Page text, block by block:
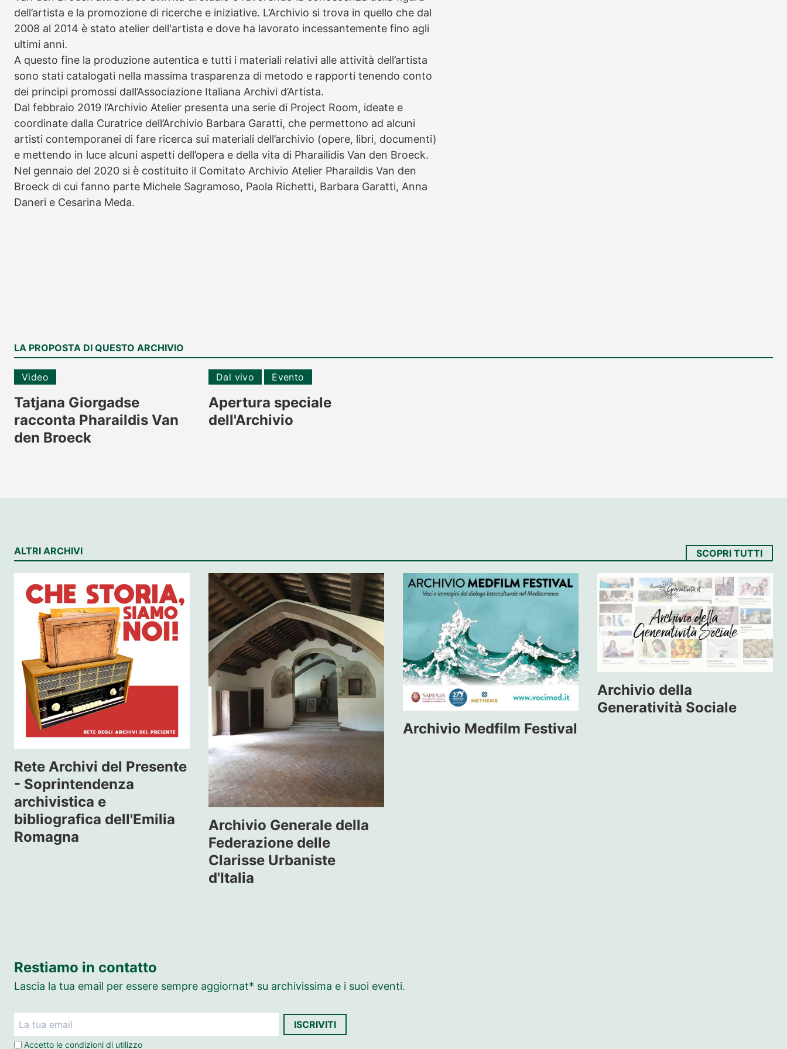
dell’artista e la promozione di ricerche e iniziative. L’Archivio si trova in quello che dal
2008 al 2014 è stato atelier dell'artista e dove ha lavorato incessantemente fino agli
ultimi anni.
A questo fine la produzione autentica e tutti i materiali relativi alle attività dell’artista
sono stati catalogati nella massima trasparenza di metodo e rapporti tenendo conto
dei principi promossi dall’Associazione Italiana Archivi d’Artista.
Dal febbraio 2019 l’Archivio Atelier presenta una serie di Project Room, ideate e
coordinate dalla Curatrice dell’Archivio Barbara Garatti, che permettono ad alcuni
artisti contemporanei di fare ricerca sui materiali dell’archivio (opere, libri, documenti)
e mettendo in luce alcuni aspetti dell’opera e della vita di Pharailidis Van den Broeck.
Nel gennaio del 2020 si è costituito il Comitato Archivio Atelier Pharaildis Van den
Broeck di cui fanno parte Michele Sagramoso, Paola Richetti, Barbara Garatti, Anna
Daneri e Cesarina Meda.
LA PROPOSTA DI QUESTO ARCHIVIO
Video
Tatjana Giorgadse
racconta Pharaildis Van
den Broeck
Dal vivo Evento
Apertura speciale
dell'Archivio
ALTRI ARCHIVI SCOPRI TUTTI
Rete Archivi del Presente
- Soprintendenza
archivistica e
bibliografica dell'Emilia
Romagna
Archivio Generale della
Federazione delle
Clarisse Urbaniste
d'Italia
Archivio Medfilm Festival
Archivio della
Generatività Sociale
Restiamo in contatto
Lascia la tua email per essere sempre aggiornat* su archivissima e i suoi eventi.
Accetto le condizioni di utilizzo
ISCRIVITI